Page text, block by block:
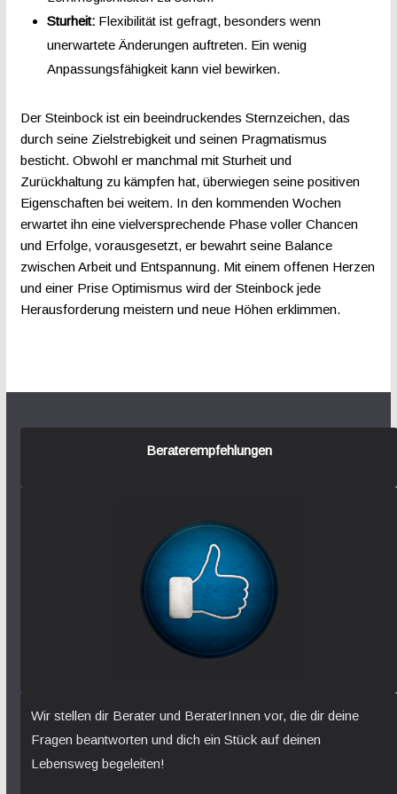
Sturheit:Flexibilität ist gefragt, besonders wenn
unerwartete Änderungen auftreten. Ein wenig
Anpassungsfähigkeit kann viel bewirken.
Der Steinbock ist ein beeindruckendes Sternzeichen, das
durch seine Zielstrebigkeit und seinen Pragmatismus
besticht. Obwohl er manchmal mit Sturheit und
Zurückhaltung zu kämpfen hat, überwiegen seine positiven
Eigenschaften bei weitem. In den kommenden Wochen
erwartet ihn eine vielversprechende Phase voller Chancen
und Erfolge, vorausgesetzt, er bewahrt seine Balance
zwischen Arbeit und Entspannung. Mit einem offenen Herzen
und einer Prise Optimismus wird der Steinbock jede
Herausforderung meistern und neue Höhen erklimmen.
Beraterempfehlungen
Wir stellen dir Berater und BeraterInnen vor, die dir deine
Fragen beantworten und dich ein Stück auf deinen
Lebensweg begeleiten!